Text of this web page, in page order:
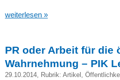
weiterlesen »
PR oder Arbeit für die
Wahrnehmung – PIK
29.10.2014, Rubrik: Artikel